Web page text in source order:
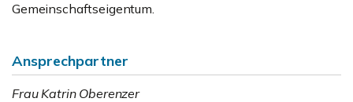
Gemeinschaftseigentum.
Ansprechpartner
Frau Katrin Oberenzer